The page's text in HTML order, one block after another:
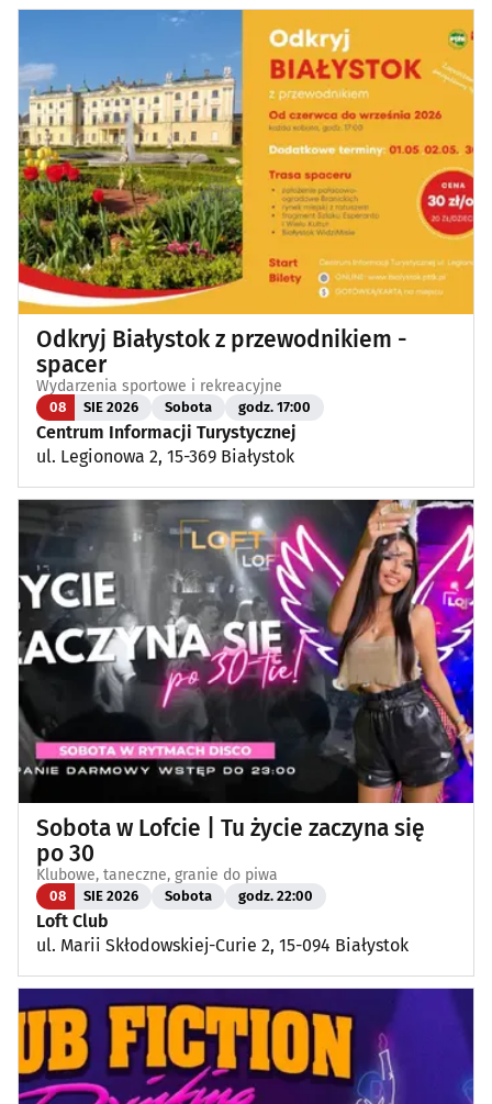
Odkryj Białystok z przewodnikiem -
spacer
Wydarzenia sportowe i rekreacyjne
08 SIE 2026 Sobota godz. 17:00
Centrum Informacji Turystycznej
ul. Legionowa 2, 15-369 Białystok
Sobota w Lofcie | Tu życie zaczyna się
po 30
Klubowe, taneczne, granie do piwa
08 SIE 2026 Sobota godz. 22:00
Loft Club
ul. Marii Skłodowskiej-Curie 2, 15-094 Białystok